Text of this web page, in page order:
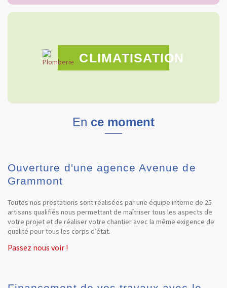
CLIMATISATION
En ce moment
Ouverture d'une agence Avenue de
Grammont
Toutes nos prestations sont réalisées par une équipe interne de 25
artisans qualifiés nous permettant de maîtriser tous les aspects de
votre projet et de réaliser votre chantier avec la même exigence de
qualité pour tous les corps d’état.
Passez nous voir !